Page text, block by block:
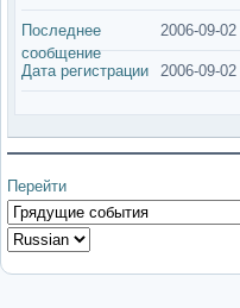
Последнее
сообщение
2006-09-
Дата регистрации 2006-09-02
Перейти